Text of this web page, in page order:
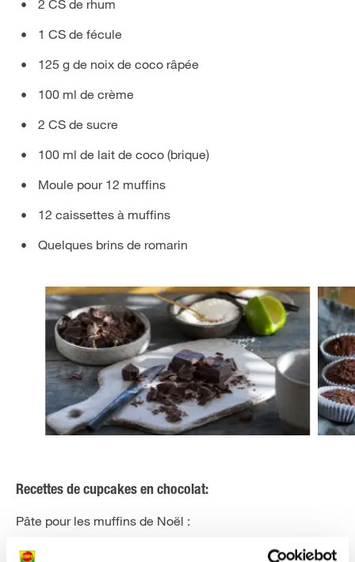
2 CS de rhum
1 CS de fécule
125 g de noix de coco râpée
100 ml de crème
2 CS de sucre
100 ml de lait de coco (brique)
Moule pour 12 muffins
12 caissettes à muffins
Quelques brins de romarin
Recettes de cupcakes en chocolat:
Pâte pour les muffins de Noël :